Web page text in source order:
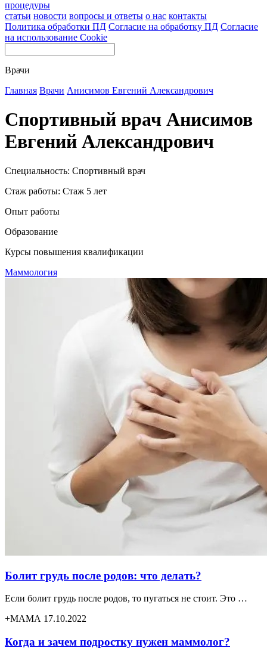
процедуры
статьи новости вопросы и ответы о нас контакты
Политика обработки ПД Согласие на обработку ПД Согласие
на использование Cookie
Врачи
Главная Врачи Анисимов Евгений Александрович
Спортивный врач Анисимов
Евгений Александрович
Специальность: Спортивный врач
Стаж работы: Стаж 5 лет
Опыт работы
Образование
Курсы повышения квалификации
Маммология
Болит грудь после родов: что делать?
Если болит грудь после родов, то пугаться не стоит. Это …
+МАМА 17.10.2022
Когда и зачем подростку нужен маммолог?